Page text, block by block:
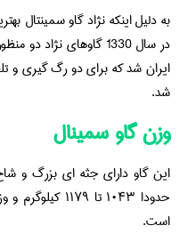
به دلیل اینکه نژاد گاو سمینتال
در سال 1330 گاوهای نژاد دو منظور سمینال یعنی
ایران شد که برای دو رگ گیری و
شد.
وزن گاو سمینال
این گاو دارای جثه ای بزرگ و
است.